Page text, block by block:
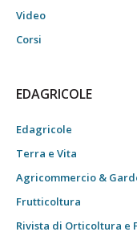
Video
Corsi
EDAGRICOLE
Edagricole
Terra e Vita
Agricommercio &
Frutticoltura
Rivista di Orticoltura e